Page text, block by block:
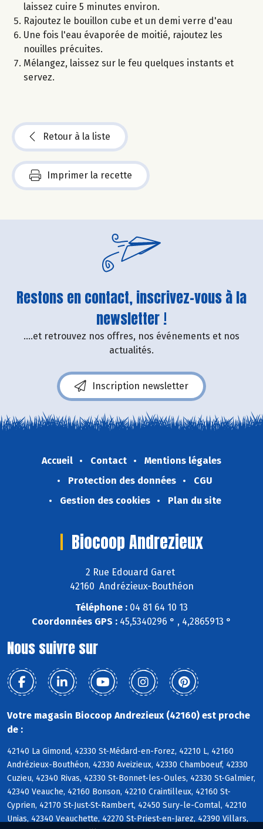
laissez cuire 5 minutes environ.
Rajoutez le bouillon cube et un demi verre d'eau
Une fois l'eau évaporée de moitié, rajoutez les
nouilles précuites.
Mélangez, laissez sur le feu quelques instants et
servez.
Retour à la liste
Imprimer la recette
Restons en contact, inscrivez-vous à la
newsletter !
....et retrouvez nos offres, nos événements et nos
actualités.
Inscription newsletter
Accueil Contact
Mentions légales
Protection des données
CGU
Gestion des cookies
Plan du site
Biocoop Andrezieux
2 Rue Edouard Garet
42160 Andrézieux-Bouthéon
Téléphone : 04 81 64 10 13
Coordonnées GPS : 45,5340296 ° , 4,2865913 °
Nous suivre sur
Votre magasin Biocoop Andrezieux (42160) est proche
de :
42140 La Gimond, 42330 St-Médard-en-Forez, 42210 L, 42160
Andrézieux-Bouthéon, 42330 Aveizieux, 42330 Chamboeuf, 42330
Cuzieu, 42340 Rivas, 42330 St-Bonnet-les-Oules, 42330 St-Galmier,
42340 Veauche, 42160 Bonson, 42210 Craintilleux, 42160 St-
Cyprien, 42170 St-Just-St-Rambert, 42450 Sury-le-Comtal, 42210
Unias, 42340 Veauchette, 42270 St-Priest-en-Jarez, 42390 Villars,